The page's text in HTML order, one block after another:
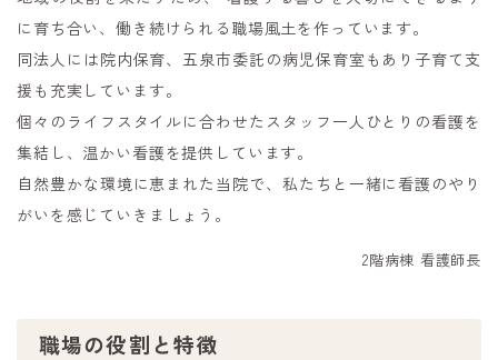
に育ち合い、働き続けられる職場風土を作っています。
同法人には院内保育、五泉市委託の病児保育室もあり子育て支
援も充実しています。
個々のライフスタイルに合わせたスタッフ一人ひとりの看護を
集結し、温かい看護を提供しています。
自然豊かな環境に恵まれた当院で、私たちと一緒に看護のやり
がいを感じていきましょう。
2階病棟 看護師長
職場の役割と特徴